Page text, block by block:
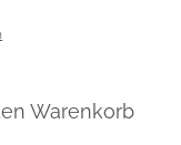
Warenkorb